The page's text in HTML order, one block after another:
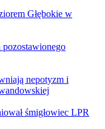
Głębokie w
pozostawionego
nepotyzm i
śmigłowiec LPR